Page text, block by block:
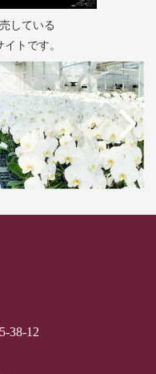
している
トです。
38-12